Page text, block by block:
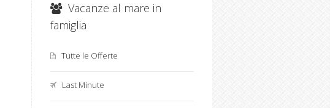
Vacanze al mare in
famiglia
Tutte le Offerte
Last Minute